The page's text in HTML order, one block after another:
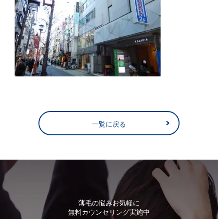
一覧に戻る
薄毛の悩みお気軽に
無料カウンセリング実施中